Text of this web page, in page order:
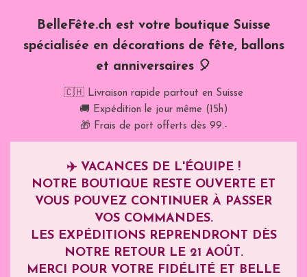
BelleFête.ch est votre boutique Suisse
spécialisée en décorations de fête, ballons
et anniversaires 🎈
🇨🇭 Livraison rapide partout en Suisse
🚚 Expédition le jour même (15h)
🎁 Frais de port offerts dès 99.-
✈️ VACANCES DE L'ÉQUIPE !
NOTRE BOUTIQUE RESTE OUVERTE ET
VOUS POUVEZ CONTINUER À PASSER
VOS COMMANDES.
LES EXPÉDITIONS REPRENDRONT DÈS
NOTRE RETOUR LE 21 AOÛT.
MERCI POUR VOTRE FIDÉLITÉ ET BELLE